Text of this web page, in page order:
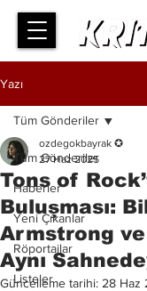
Yazı
Tüm Gönderiler
Haberler
Yeni Çıkanlar
Röportajlar
Listeler
Tüm Gönderiler
Tons of
Buluşması:
Armstrong
Aynı
ozdegokbayrak ✪
27 Haz 2025
Güncelleme tarihi: 28 Haz